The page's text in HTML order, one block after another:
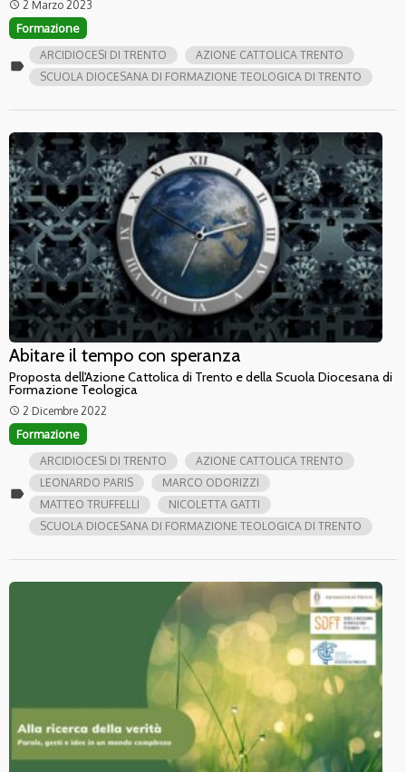
access_time 2 Marzo 2023
Formazione
label
ARCIDIOCESI DI TRENTO
AZIONE CATTOLICA TRENTO
SCUOLA DIOCESANA DI FORMAZIONE TEOLOGICA DI TRENTO
Abitare il tempo con speranza
Proposta dell'Azione Cattolica di Trento e della Scuola Diocesana di
Formazione Teologica
access_time 2 Dicembre 2022
Formazione
label
ARCIDIOCESI DI TRENTO
AZIONE CATTOLICA TRENTO
LEONARDO PARIS
MARCO ODORIZZI
MATTEO TRUFFELLI
NICOLETTA GATTI
SCUOLA DIOCESANA DI FORMAZIONE TEOLOGICA DI TRENTO